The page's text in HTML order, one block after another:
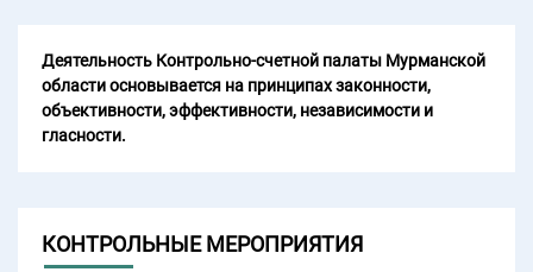
Деятельность Контрольно-счетной палаты Мурманской
области основывается на принципах законности,
объективности, эффективности, независимости и
гласности.
КОНТРОЛЬНЫЕ МЕРОПРИЯТИЯ